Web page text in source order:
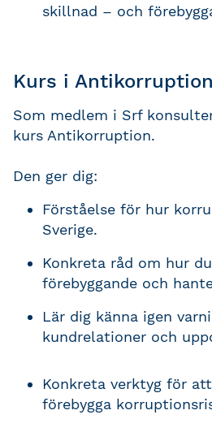
skillnad – och
Kurs i Antikorruption
Som medlem i Srf
kurs Antikorruption.
Den ger dig:
Förståelse för hur
Sverige.
Konkreta råd om hur
förebyggande och
Lär dig känna igen
kundrelationer och
Konkreta verktyg för
förebygga